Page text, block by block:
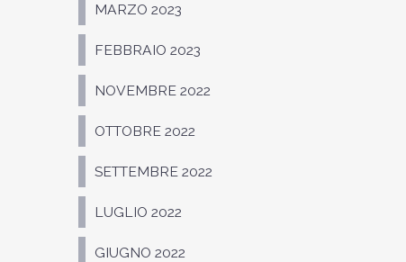
MARZO 2023
FEBBRAIO 2023
NOVEMBRE 2022
OTTOBRE 2022
SETTEMBRE 2022
LUGLIO 2022
GIUGNO 2022